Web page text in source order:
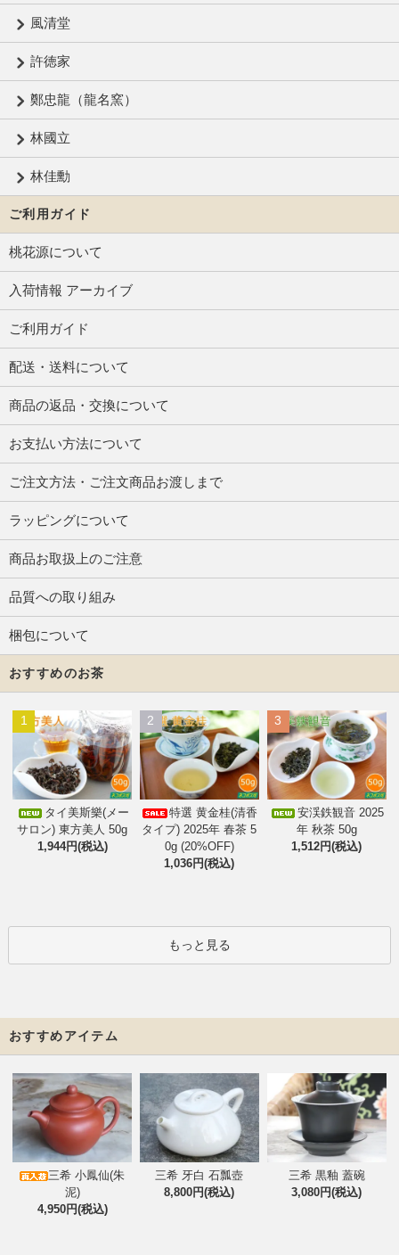
風清堂
許徳家
鄭忠龍（龍名窯）
林國立
林佳勳
ご利用ガイド
桃花源について
入荷情報 アーカイブ
ご利用ガイド
配送・送料について
商品の返品・交換について
お支払い方法について
ご注文方法・ご注文商品お渡しまで
ラッピングについて
商品お取扱上のご注意
品質への取り組み
梱包について
おすすめのお茶
1
タイ美斯樂(メー
サロン) 東方美人 50g
1,944円(税込)
2
特選 黄金桂(清香
タイプ) 2025年 春茶 5
0g (20%OFF)
1,036円(税込)
3
安渓鉄観音 2025
年 秋茶 50g
1,512円(税込)
もっと見る
おすすめアイテム
三希 小鳳仙(朱
泥)
4,950円(税込)
三希 牙白 石瓢壺
8,800円(税込)
三希 黒釉 蓋碗
3,080円(税込)